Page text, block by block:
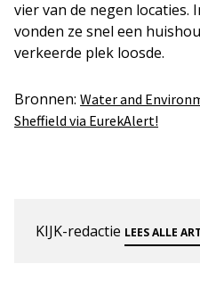
vier van de negen locaties.
vonden ze snel een
verkeerde plek loosde.
Bronnen: Water and
Sheffield via EurekAlert!
KIJK-redactie LEES ALLE